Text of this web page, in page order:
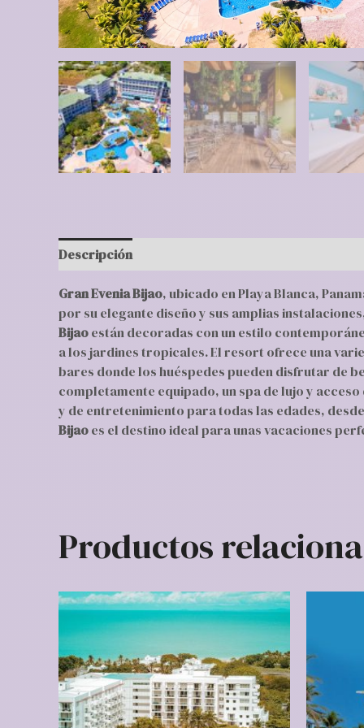
Descripción
Gran Evenia Bijao, ubicado en Playa Blanca,
por su elegante diseño y sus amplias
Bijaoestán decoradas con un estilo
a los jardines tropicales. El resort ofrece una
bares donde los huéspedes pueden disfrutar de
completamente equipado, un spa de lujo y
y de entretenimiento para todas las edades,
Bijaoes el destino ideal para unas vacaciones
Productos